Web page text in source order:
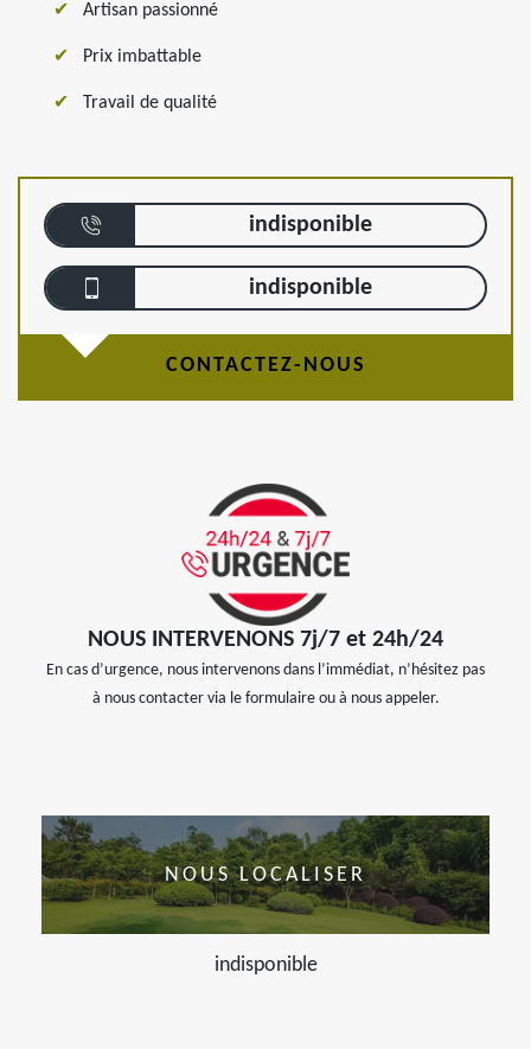
Artisan passionné
Prix imbattable
Travail de qualité
indisponible
indisponible
CONTACTEZ-NOUS
NOUS INTERVENONS 7j/7 et 24h/24
En cas d’urgence, nous intervenons dans l’immédiat, n’hésitez pas
à nous contacter via le formulaire ou à nous appeler.
NOUS LOCALISER
indisponible